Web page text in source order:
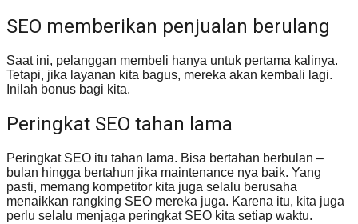
SEO memberikan penjualan berulang
Saat ini, pelanggan membeli hanya untuk pertama kalinya.
Tetapi, jika layanan kita bagus, mereka akan kembali lagi.
Inilah bonus bagi kita.
Peringkat SEO tahan lama
Peringkat SEO itu tahan lama. Bisa bertahan berbulan –
bulan hingga bertahun jika maintenance nya baik. Yang
pasti, memang kompetitor kita juga selalu berusaha
menaikkan rangking SEO mereka juga. Karena itu, kita juga
perlu selalu menjaga peringkat SEO kita setiap waktu.